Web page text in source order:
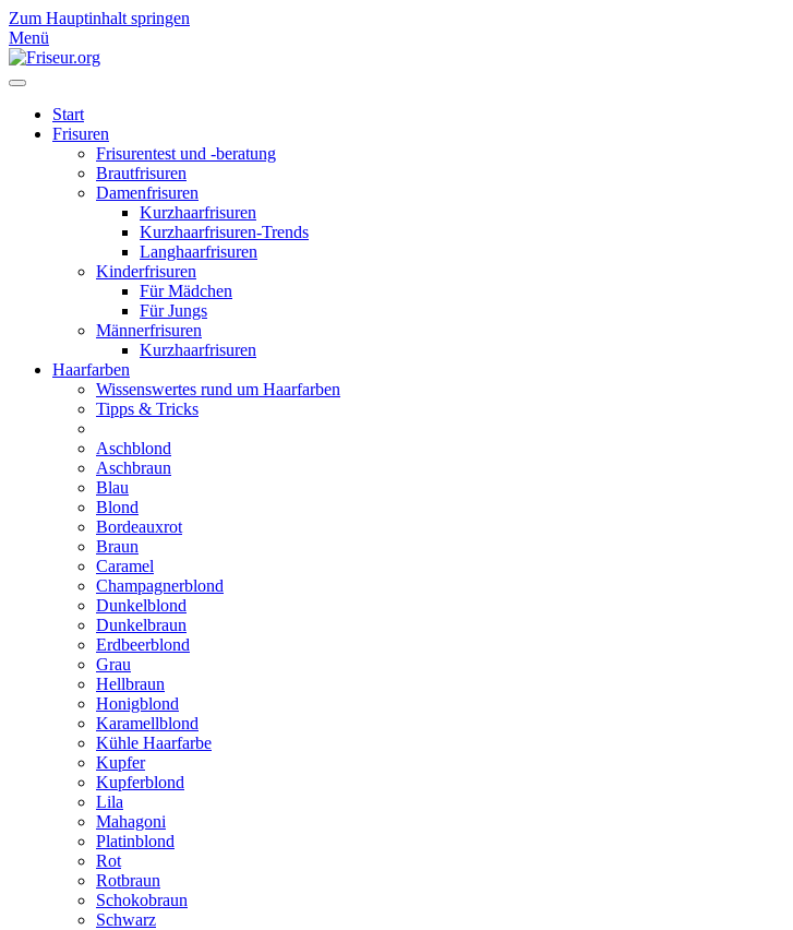
Zum Hauptinhalt springen
Menü
Start
Frisuren
Frisurentest und -beratung
Brautfrisuren
Damenfrisuren
Kurzhaarfrisuren
Kurzhaarfrisuren-Trends
Langhaarfrisuren
Kinderfrisuren
Für Mädchen
Für Jungs
Männerfrisuren
Kurzhaarfrisuren
Haarfarben
Wissenswertes rund um Haarfarben
Tipps & Tricks
Aschblond
Aschbraun
Blau
Blond
Bordeauxrot
Braun
Caramel
Champagnerblond
Dunkelblond
Dunkelbraun
Erdbeerblond
Grau
Hellbraun
Honigblond
Karamellblond
Kühle Haarfarbe
Kupfer
Kupferblond
Lila
Mahagoni
Platinblond
Rot
Rotbraun
Schokobraun
Schwarz